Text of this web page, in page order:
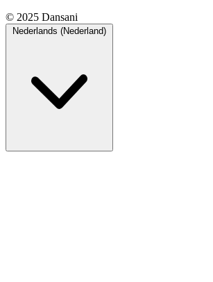
© 2025 Dansani
Nederlands (Nederland)